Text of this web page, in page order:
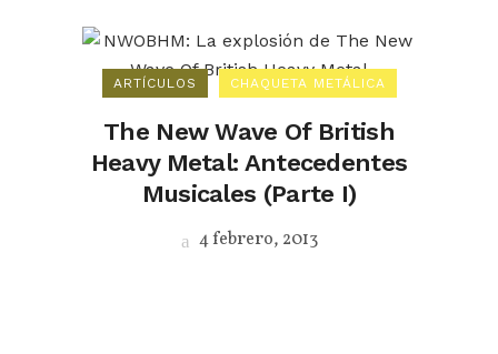
ARTÍCULOS CHAQUETA METÁLICA
The New Wave Of British
Heavy Metal: Antecedentes
Musicales (Parte I)
4 febrero, 2013